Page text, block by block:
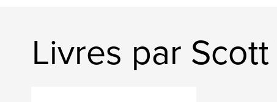
Livres par